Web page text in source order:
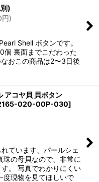
)
円)
Shell ボタンです。
裏面までこだわった
おこの商品は2〜3日後
アコヤ貝 貝ボタン
020-00P-030]
ています、パールシェ
珠の母貝なので、非常に
。 写真でわかりにくい
度現物を見てほしいで